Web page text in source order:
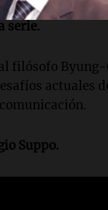
una
serie.
filósofo
actuales
Suppo.